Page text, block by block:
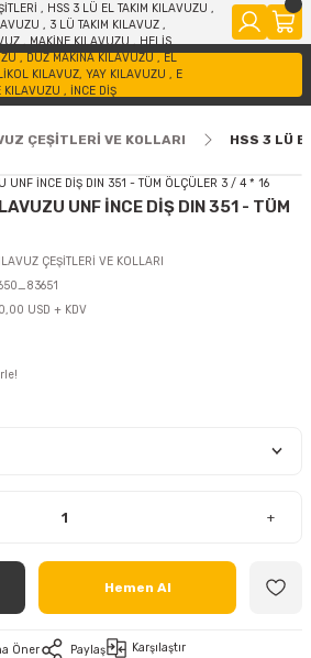
ÇEŞİTLERİ VE KOLLARI HSS 3 LÜ
UNF İNCE DİŞ DIN 351 - TÜM
ÇEŞİTLERİ VE KOLLARI
USD + KDV
+
Hemen Al
Öner Paylaş Karşılaştır